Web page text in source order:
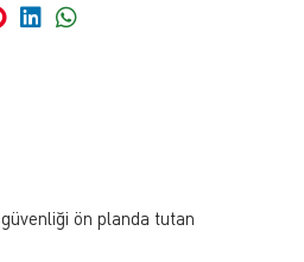
, güvenliği ön planda tutan